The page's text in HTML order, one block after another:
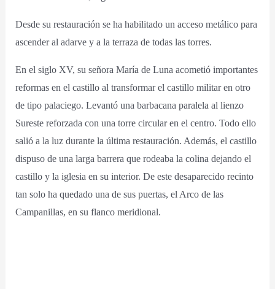
Desde su restauración se ha habilitado un acceso metálico para
ascender al adarve y a la terraza de todas las torres.
En el siglo XV, su señora María de Luna acometió importantes
reformas en el castillo al transformar el castillo militar en otro
de tipo palaciego. Levantó una barbacana paralela al lienzo
Sureste reforzada con una torre circular en el centro. Todo ello
salió a la luz durante la última restauración. Además, el castillo
dispuso de una larga barrera que rodeaba la colina dejando el
castillo y la iglesia en su interior. De este desaparecido recinto
tan solo ha quedado una de sus puertas, el Arco de las
Campanillas, en su flanco meridional.